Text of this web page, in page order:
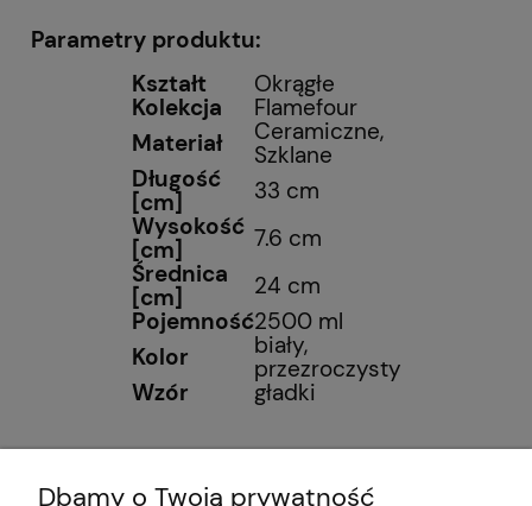
Parametry produktu:
Kształt
Okrągłe
Kolekcja
Flamefour
Materiał
Ceramiczne,
Szklane
Długość
[cm]
33 cm
Wysokość
[cm]
7.6 cm
Średnica
[cm]
24 cm
Pojemność2500 ml
Kolor
biały,
przezroczysty
Wzór
gładki
Dbamy o Twoją prywatność